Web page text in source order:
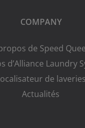
COMPANY
de Speed
d’Alliance Laundry
de laveries
Actualités